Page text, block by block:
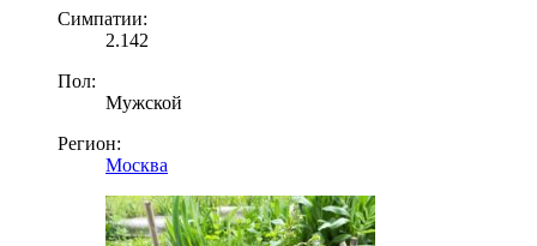
Симпатии:
2.142
Пол:
Мужской
Регион:
Москва